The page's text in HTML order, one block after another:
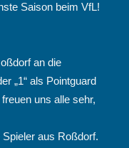
Saison beim VfL!
an die
„1“ als Pointguard
uns alle sehr,
aus Roßdorf.